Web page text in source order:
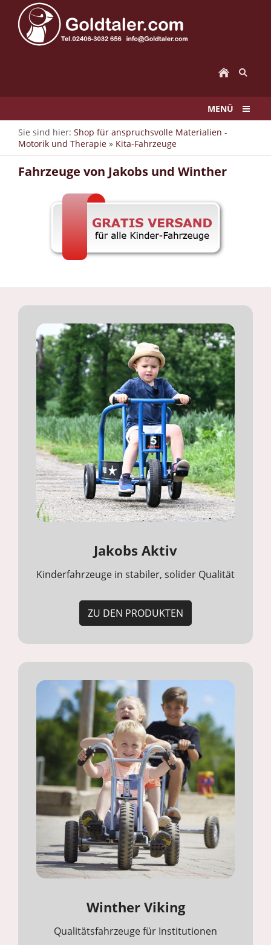
MENÜ
Sie sind hier: Shop für anspruchsvolle Materialien -
Motorik und Therapie » Kita-Fahrzeuge
Fahrzeuge von Jakobs und Winther
Jakobs Aktiv
Kinderfahrzeuge in stabiler, solider Qualität
ZU DEN PRODUKTEN
Winther Viking
Qualitätsfahrzeuge für Institutionen